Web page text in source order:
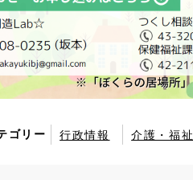
ゴリー 行政情報 介護・福祉